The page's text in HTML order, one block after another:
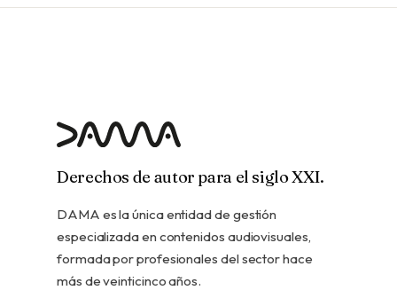
Derechos de autor para el siglo XXI.
DAMA es la única entidad de gestión
especializada en contenidos audiovisuales,
formada por profesionales del sector hace
más de veinticinco años.